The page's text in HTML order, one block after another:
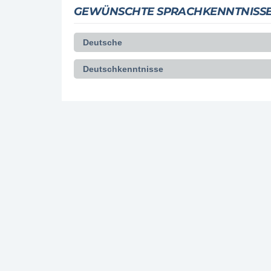
GEWÜNSCHTE
Deutsche
Deutschkenntnisse